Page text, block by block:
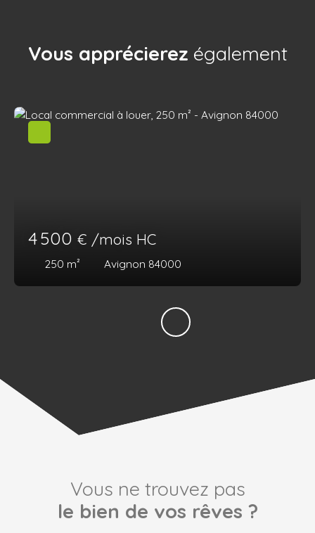
Vous apprécierez également
4 500 € /mois HC
250 m² Avignon 84000
Vous ne trouvez pas
le bien de vos rêves ?